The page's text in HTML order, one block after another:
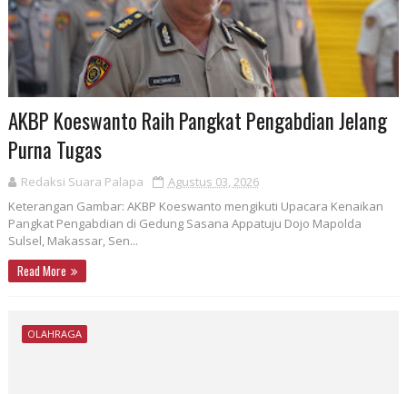
AKBP Koeswanto Raih Pangkat Pengabdian Jelang
Purna Tugas
Redaksi Suara Palapa
Agustus 03, 2026
Keterangan Gambar: AKBP Koeswanto mengikuti Upacara Kenaikan
Pangkat Pengabdian di Gedung Sasana Appatuju Dojo Mapolda
Sulsel, Makassar, Sen...
Read More
OLAHRAGA